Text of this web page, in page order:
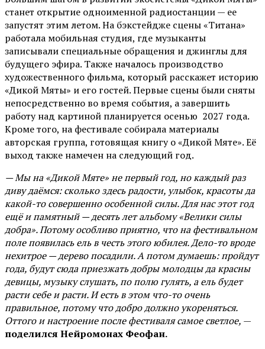
станет открытие одноименной радиостанции — ее
запустят этим летом. На бэкстейдже сцены «Титана»
работала мобильная студия, где музыканты
записывали специальные обращения и джинглы для
будущего эфира. Также началось производство
художественного фильма, который расскажет историю
«Дикой Мяты» и его гостей. Первые сцены были сняты
непосредственно во время события, а завершить
работу над картиной планируется осенью 2027 года.
Кроме того, на фестивале собирала материалы
авторская группа, готовящая книгу о «Дикой Мяте». Её
выход также намечен на следующий год.
— Мы на «Дикой Мяте» не первый год, но каждый раз
диву даёмся: сколько здесь радости, улыбок, красоты да
какой-то совершенно особенной силы. Для нас этот год
ещё и памятный — десять лет альбому «Велики силы
добра». Потому особливо приятно, что на фестивальном
поле появилась ель в честь этого юбилея. Дело-то вроде
нехитрое — дерево посадили. А потом думаешь: пройдут
года, будут сюда приезжать добры молодцы да красны
девицы, музыку слушать, по полю гулять, а ель будет
расти себе и расти. И есть в этом что-то очень
правильное, потому что добро должно укореняться.
Оттого и настроение после фестиваля самое светлое, —
поделился Нейромонах Феофан.